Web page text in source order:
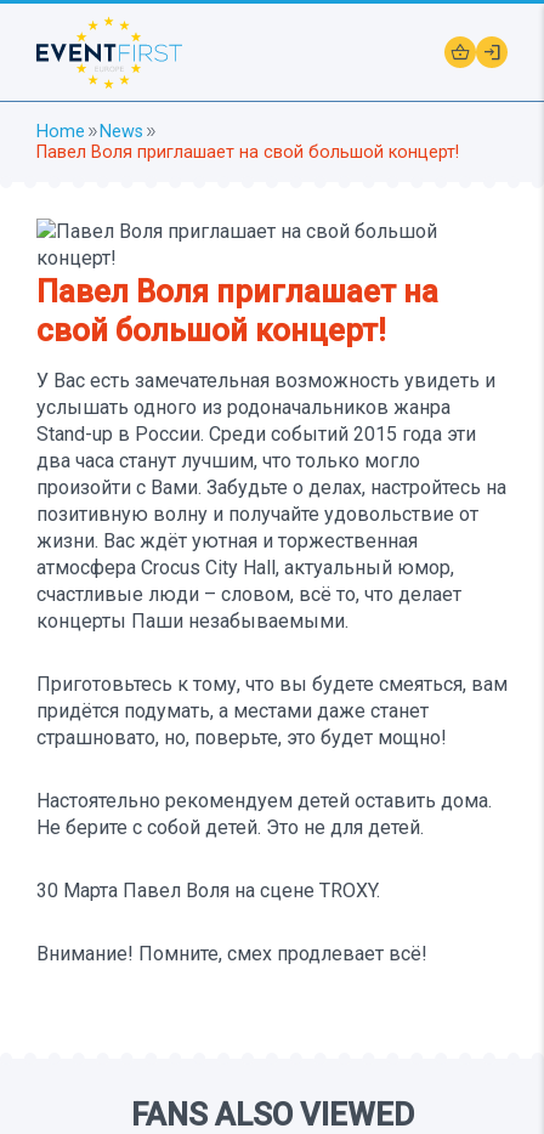
shopping_basket login
Home double_arrow News double_arrow
Павел Воля приглашает на свой большой концерт!
Павел Воля приглашает на
свой большой концерт!
У Вас есть замечательная возможность увидеть и
услышать одного из родоначальников жанра
Stand-up в России. Среди событий 2015 года эти
два часа станут лучшим, что только могло
произойти с Вами. Забудьте о делах, настройтесь на
позитивную волну и получайте удовольствие от
жизни. Вас ждёт уютная и торжественная
атмосфера Crocus City Hall, актуальный юмор,
счастливые люди – словом, всё то, что делает
концерты Паши незабываемыми.
Приготовьтесь к тому, что вы будете смеяться, вам
придётся подумать, а местами даже станет
страшновато, но, поверьте, это будет мощно!
Настоятельно рекомендуем детей оставить дома.
Не берите с собой детей. Это не для детей.
30 Марта Павел Воля на сцене TROXY.
Внимание! Помните, смех продлевает всё!
FANS ALSO VIEWED